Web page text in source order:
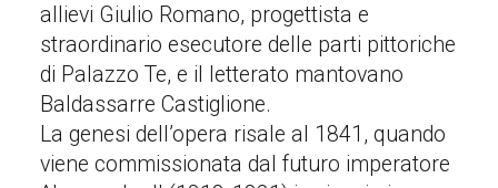
allievi Giulio Romano, progettista e
straordinario esecutore delle parti pittoriche
di Palazzo Te, e il letterato mantovano
Baldassarre Castiglione.
La genesi dell’opera risale al 1841, quando
viene commissionata dal futuro imperatore